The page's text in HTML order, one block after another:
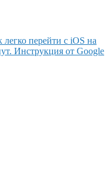
легко перейти с iOS на
Инструкция от Google